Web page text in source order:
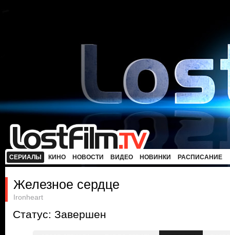
СЕРИАЛЫ КИНО НОВОСТИ ВИДЕО НОВИНКИ РАСПИСАНИЕ
Железное сердце
Ironheart
Статус: Завершен